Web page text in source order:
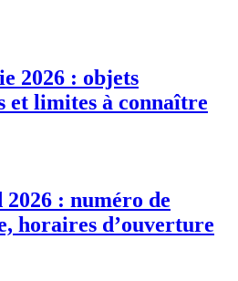
2026 : objets
et limites à connaître
2026 : numéro de
horaires d’ouverture